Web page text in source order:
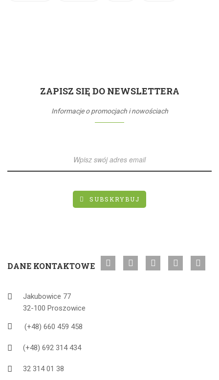
ZAPISZ SIĘ DO NEWSLETTERA
Informacje o promocjach i nowościach
SUBSKRYBUJ
DANE KONTAKTOWE
Jakubowice 77
32-100 Proszowice
(+48) 660 459 458
(+48) 692 314 434
32 314 01 38